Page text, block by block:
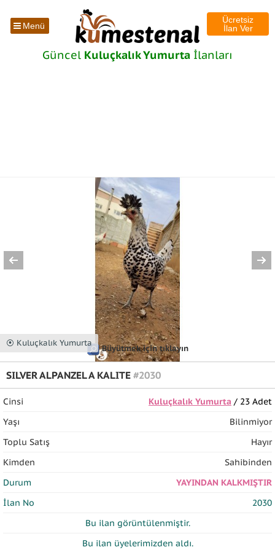
Menü
Ücretsiz
İlan Ver
Güncel Kuluçkalık Yumurta İlanları
⦿ Kuluçkalık Yumurta
Büyütmek için tıklayın
SILVER ALPANZEL A KALITE #2030
Cinsi Kuluçkalık Yumurta / 23 Adet
Yaşı
Bilinmiyor
Toplu Satış
Hayır
Kimden
Sahibinden
Durum
YAYINDAN KALKMIŞTIR
İlan No
2030
Bu ilan görüntülenmiştir.
Bu ilan üyelerimizden aldı.